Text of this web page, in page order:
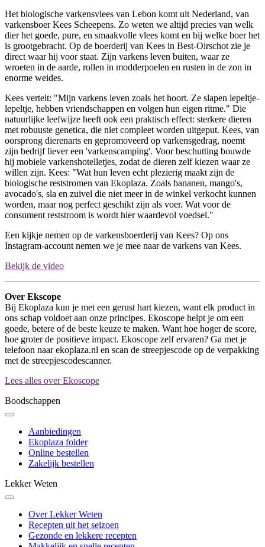
Het biologische varkensvlees van Lebon komt uit Nederland, van
varkensboer Kees Scheepens. Zo weten we altijd precies van welk
dier het goede, pure, en smaakvolle vlees komt en bij welke boer het
is grootgebracht. Op de boerderij van Kees in Best-Oirschot zie je
direct waar hij voor staat. Zijn varkens leven buiten, waar ze
wroeten in de aarde, rollen in modderpoelen en rusten in de zon in
enorme weides.
Kees vertelt: "Mijn varkens leven zoals het hoort. Ze slapen lepeltje-
lepeltje, hebben vriendschappen en volgen hun eigen ritme." Die
natuurlijke leefwijze heeft ook een praktisch effect: sterkere dieren
met robuuste genetica, die niet compleet worden uitgeput. Kees, van
oorsprong dierenarts en gepromoveerd op varkensgedrag, noemt
zijn bedrijf liever een 'varkenscamping'. Voor beschutting bouwde
hij mobiele varkenshotelletjes, zodat de dieren zelf kiezen waar ze
willen zijn. Kees: "Wat hun leven echt plezierig maakt zijn de
biologische reststromen van Ekoplaza. Zoals bananen, mango's,
avocado's, sla en zuivel die niet meer in de winkel verkocht kunnen
worden, maar nog perfect geschikt zijn als voer. Wat voor de
consument reststroom is wordt hier waardevol voedsel."
Een kijkje nemen op de varkensboerderij van Kees? Op ons
Instagram-account nemen we je mee naar de varkens van Kees.
Bekijk de video
Over Ekscope
Bij Ekoplaza kun je met een gerust hart kiezen, want elk product in
ons schap voldoet aan onze principes. Ekoscope helpt je om een
goede, betere of de beste keuze te maken. Want hoe hoger de score,
hoe groter de positieve impact. Ekoscope zelf ervaren? Ga met je
telefoon naar ekoplaza.nl en scan de streepjescode op de verpakking
met de streepjescodescanner.
Lees alles over Ekoscope
Boodschappen
Aanbiedingen
Ekoplaza folder
Online bestellen
Zakelijk bestellen
Lekker Weten
Over Lekker Weten
Recepten uit het seizoen
Gezonde en lekkere recepten